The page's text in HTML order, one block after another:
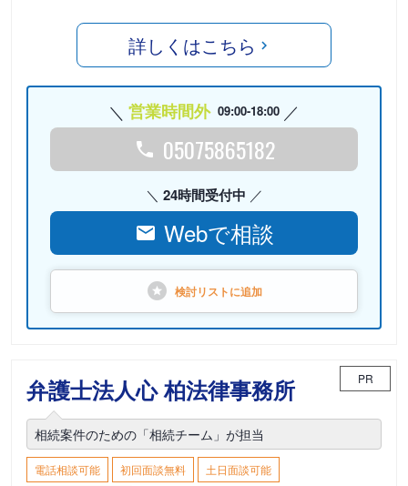
詳しくはこちら
営業時間外 09:00-18:00
05075865182
24時間受付中
Webで相談
検討リストに追加
弁護士法人心 柏法律事務所 PR
相続案件のための「相続チーム」が担当
電話相談可能 初回面談無料
土日面談可能